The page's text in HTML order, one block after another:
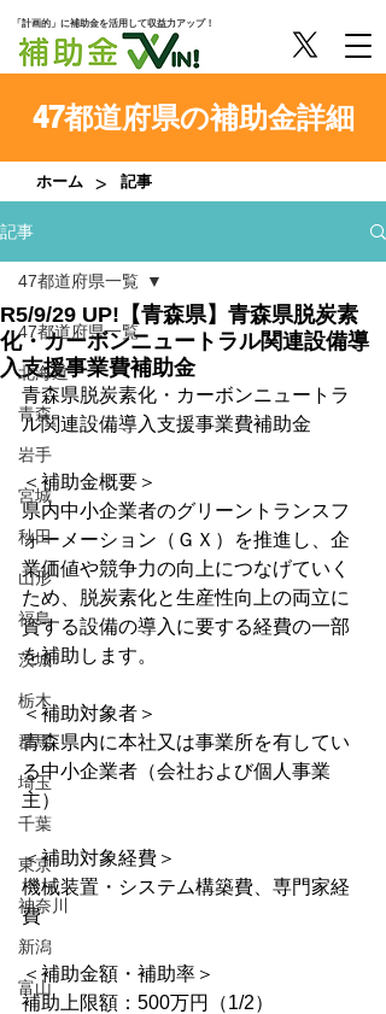
「計画的」に補助金を活用して収益力アップ！
47都道府県の補助金詳細
ホーム > 記事
記事
47都道府県一覧
北海道
青森
岩手
宮城
秋田
山形
福島
茨城
栃木
群馬
埼玉
千葉
東京
神奈川
新潟
富山
47都道府県一覧
R5/9/29 UP!【青森県】青森県脱炭素
化・カーボンニュートラル関連設備導
入支援事業費補助金
青森県脱炭素化・カーボンニュートラ
ル関連設備導入支援事業費補助金
＜補助金概要＞
県内中小企業者のグリーントランスフ
ォーメーション（ＧＸ）を推進し、企
業価値や競争力の向上につなげていく
ため、脱炭素化と生産性向上の両立に
資する設備の導入に要する経費の一部
を補助します。
＜補助対象者＞
青森県内に本社又は事業所を有してい
る中小企業者（会社および個人事業
主）
＜補助対象経費＞
機械装置・システム構築費、専門家経
費
＜補助金額・補助率＞
補助上限額：500万円（1/2）